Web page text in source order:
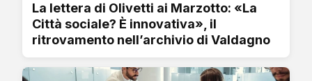
La lettera di Olivetti ai Marzotto: «La
Città sociale? È innovativa», il
ritrovamento nell’archivio di Valdagno